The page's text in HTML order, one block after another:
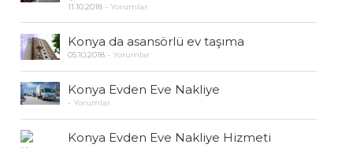
11.10.2018 - Yorumlar
Konya da asansörlü ev taşıma
05.10.2018 - Yorumlar
Konya Evden Eve Nakliye
- Yorumlar
Konya Evden Eve Nakliye Hizmeti